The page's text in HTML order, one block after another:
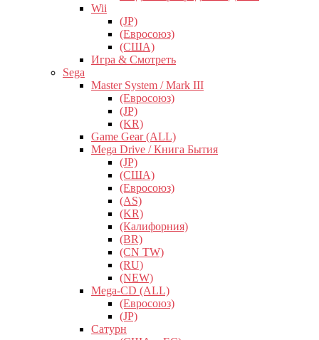
Wii
(JP)
(Евросоюз)
(США)
Игра & Смотреть
Sega
Master System / Mark III
(Евросоюз)
(JP)
(KR)
Game Gear (ALL)
Mega Drive / Книга Бытия
(JP)
(США)
(Евросоюз)
(AS)
(KR)
(Калифорния)
(BR)
(CN TW)
(RU)
(NEW)
Mega-CD (ALL)
(Евросоюз)
(JP)
Сатурн